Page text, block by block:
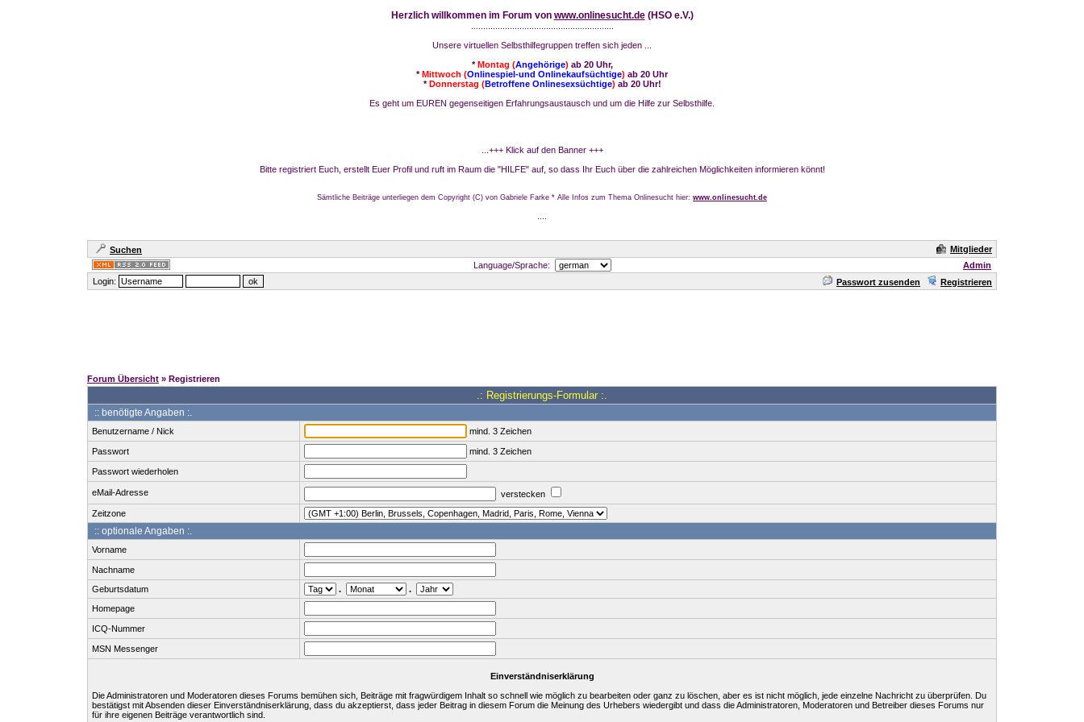
Herzlich willkommen im Forum von www.onlinesucht.de(HSO e.V.)
Unsere virtuellen Selbsthilfegruppen treffen sich jeden ...
*Montag (Angehörige) ab 20 Uhr,
*Mittwoch (Onlinespiel-und Onlinekaufsüchtige) ab 20 Uhr
*Donnerstag (Betroffene Onlinesexsüchtige) ab 20 Uhr!
Es geht um EUREN gegenseitigen Erfahrungsaustausch und um die Hilfe zur Selbsthilfe.
...+++ Klick auf den Banner +++
Bitte registriert Euch, erstellt Euer Profil und ruft im Raum die "HILFE" auf, so dass Ihr Euch über die zahlreichen Möglichkeiten informieren könnt!
Sämtliche Beiträge unterliegen dem Copyright (C) von Gabriele Farke * Alle Infos zum Thema Onlinesucht hier: www.onlinesucht.de
Suchen
Mitglieder
Language/Sprache:
Admin
Login:
Passwort zusenden Registrieren
Forum Übersicht » Registrieren
.: Registrierungs-Formular :.
:: benötigte Angaben :.
Benutzername / Nick mind. 3 Zeichen
Passwort mind. 3 Zeichen
Passwort wiederholen
eMail-Adresse
verstecken
Zeitzone
:: optionale Angaben :.
Vorname
Nachname
Geburtsdatum
.
.
Homepage
ICQ-Nummer
MSN Messenger
Einverständniserklärung
Die Administratoren und Moderatoren dieses Forums bemühen sich, Beiträge mit fragwürdigem Inhalt so schnell wie möglich zu bearbeiten oder ganz zu löschen, aber es ist nicht möglich, jede einzelne Nachricht zu überprüfen. Du
bestätigst mit Absenden dieser Einverständniserklärung, dass du akzeptierst, dass jeder Beitrag in diesem Forum die Meinung des Urhebers wiedergibt und dass die Administratoren, Moderatoren und Betreiber dieses Forums nur
für ihre eigenen Beiträge verantwortlich sind.